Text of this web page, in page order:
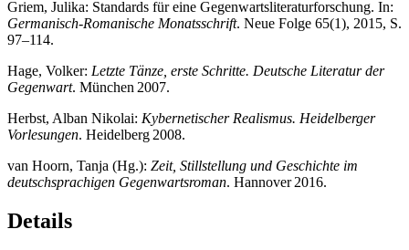
Griem, Julika: Standards für eine Gegenwartsliteraturforschung. In:
Germanisch-Romanische Monatsschrift. Neue Folge 65(1), 2015, S.
97–114.
Hage, Volker: Letzte Tänze, erste Schritte. Deutsche Literatur der
Gegenwart. München 2007.
Herbst, Alban Nikolai: Kybernetischer Realismus. Heidelberger
Vorlesungen. Heidelberg 2008.
van Hoorn, Tanja (Hg.): Zeit, Stillstellung und Geschichte im
deutschsprachigen Gegenwartsroman. Hannover 2016.
Details